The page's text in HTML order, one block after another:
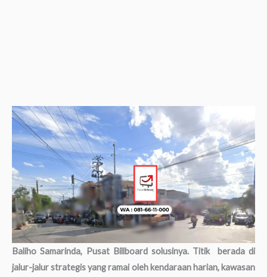
Baliho Samarinda, Pusat Billboard solusinya. Titik berada di
jalur-jalur strategis yang ramai oleh kendaraan harian, kawasan